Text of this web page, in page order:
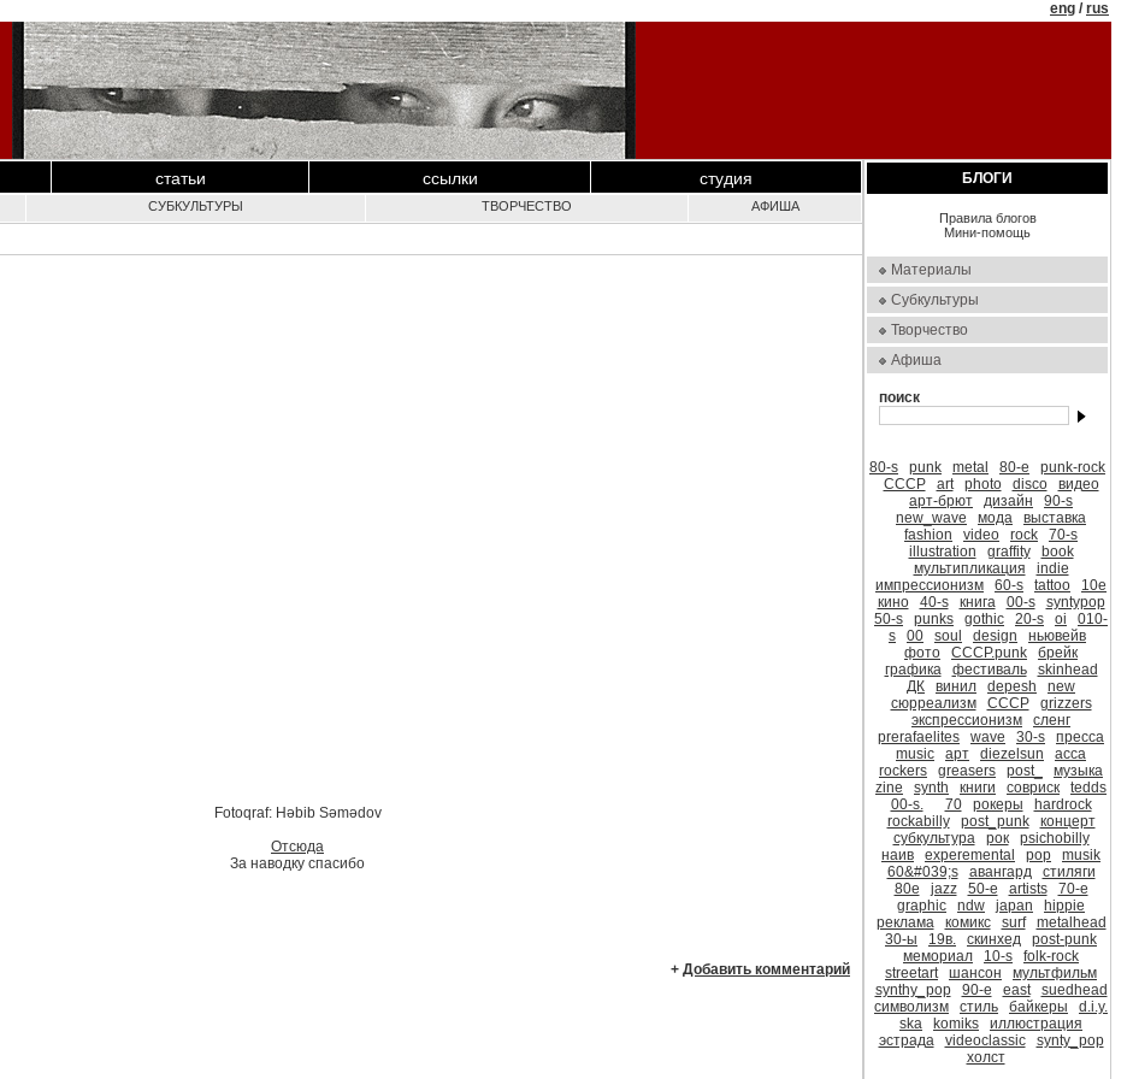
eng /rus
статьи ссылки студия
СУБКУЛЬТУРЫ ТВОРЧЕСТВО АФИША
Fotoqraf: Həbib Səmədov
Отсюда
За наводку спасибо
+ Добавить комментарий
БЛОГИ
Правила блогов
Мини-помощь
Материалы
Субкультуры
Творчество
Афиша
поиск
80-s punk metal 80-е
punk-rock
СССР
art photo disco
видео
арт-брют
дизайн
90-s
new_wave
мода
выставка
fashion
video rock
70-s
illustration
graffity
book
мультипликация
indie
импрессионизм
60-s tattoo
10е
кино
40-s книга 00-s
syntypop
50-s
punks gothic 20-s oi
010-
s
00 soul design
ньювейв
фото
CCCР.punk
брейк
графика
фестиваль
skinhead
ДК
винил depesh
new
сюрреализм
CCCР
grizzers
экспрессионизм
сленг
prerafaelites
wave 30-s
пресса
music
арт diezelsun
асса
rockers
greasers post_
музыка
zine
synth книги совриск
tedds
00-s.
70 рокеры
hardrock
rockabilly
post_punk
концерт
субкультура
рок
psichobilly
наив
experemental pop
musik
60&#039;s
авангард
стиляги
80е
jazz 50-е artists
70-е
graphic
ndw japan
hippie
реклама
комикс surf
metalhead
30-ы
19в. скинхед
post-punk
мемориал
10-s
folk-rock
streetart
шансон
мультфильм
synthy_pop
90-е east
suedhead
символизм
стиль байкеры
d.i.y.
ska
komiks
иллюстрация
эстрада
videoclassic
synty_pop
холст